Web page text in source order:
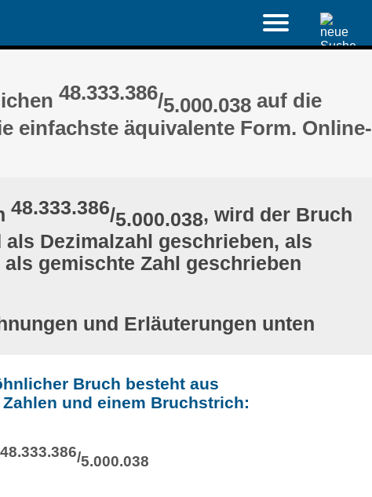
48.333.386/5.000.038 auf die
einfachste äquivalente Form. Online-
48.333.386/5.000.038, wird der Bruch
als Dezimalzahl geschrieben, als
gemischte Zahl geschrieben
und Erläuterungen unten
Bruch besteht aus
und einem Bruchstrich:
48.333.386/5.000.038